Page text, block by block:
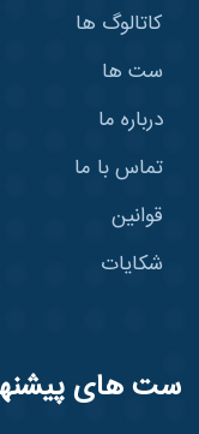
کاتالوگ ها
ست ها
درباره ما
تماس با ما
قوانین
شکایات
ست های